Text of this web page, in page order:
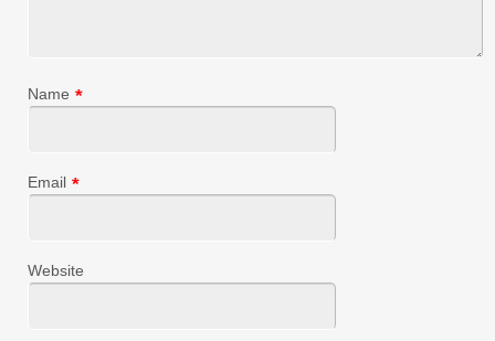
Name *
Email *
Website